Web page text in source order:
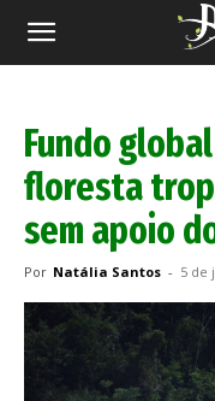
Revista
Fundo
floresta
sem apoio
Por Natália Santos - 5 de